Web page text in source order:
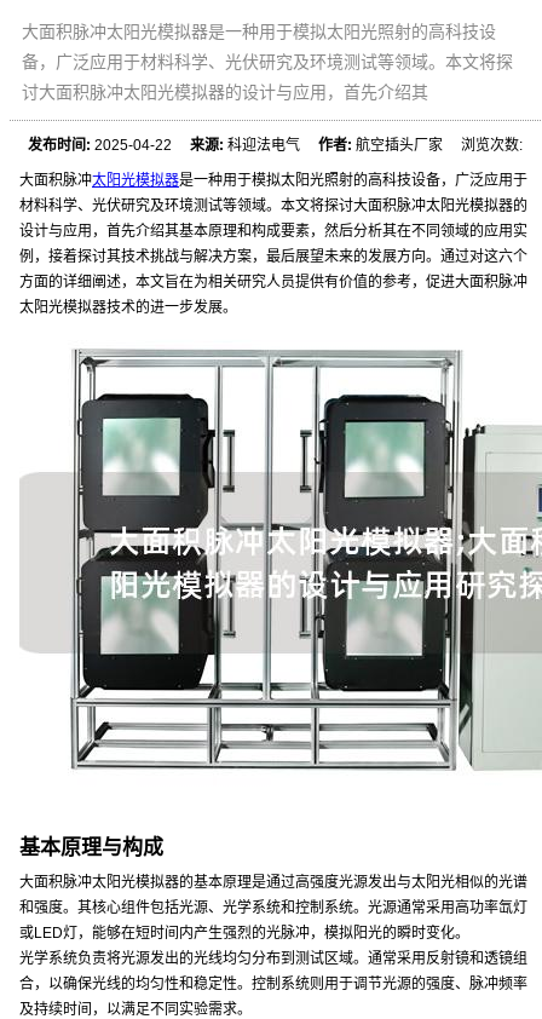
大面积脉冲太阳光模拟器是一种用于模拟太阳光照射的高科技设
备，广泛应用于材料科学、光伏研究及环境测试等领域。本文将探
讨大面积脉冲太阳光模拟器的设计与应用，首先介绍其
发布时间: 2025-04-22来源: 科迎法电气作者: 航空插头厂家 浏览次数:
大面积脉冲太阳光模拟器是一种用于模拟太阳光照射的高科技设备，广泛应用于
材料科学、光伏研究及环境测试等领域。本文将探讨大面积脉冲太阳光模拟器的
设计与应用，首先介绍其基本原理和构成要素，然后分析其在不同领域的应用实
例，接着探讨其技术挑战与解决方案，最后展望未来的发展方向。通过对这六个
方面的详细阐述，本文旨在为相关研究人员提供有价值的参考，促进大面积脉冲
太阳光模拟器技术的进一步发展。
基本原理与构成
大面积脉冲太阳光模拟器的基本原理是通过高强度光源发出与太阳光相似的光谱
和强度。其核心组件包括光源、光学系统和控制系统。光源通常采用高功率氙灯
或LED灯，能够在短时间内产生强烈的光脉冲，模拟阳光的瞬时变化。
光学系统负责将光源发出的光线均匀分布到测试区域。通常采用反射镜和透镜组
合，以确保光线的均匀性和稳定性。控制系统则用于调节光源的强度、脉冲频率
及持续时间，以满足不同实验需求。